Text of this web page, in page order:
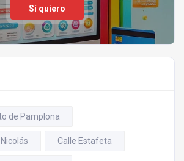
Sí quiero
de Pamplona
Calle Estafeta